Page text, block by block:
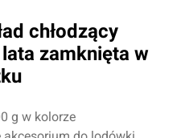
chłodzący
zamknięta w
g w kolorze